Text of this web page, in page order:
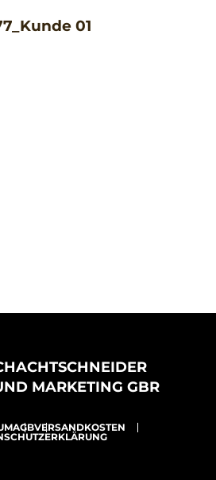
01
MARKETING GBR
AGBVERSANDKOSTEN